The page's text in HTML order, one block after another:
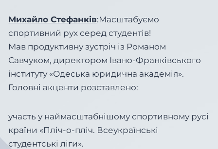
Михайло Стефанків:Масштабуємо
спортивний рух серед студентів!
Мав продуктивну зустріч із Романом
Савчуком, директором Івано-Франківського
інституту «Одеська юридична академія».
Головні акценти розставлено:
участь у наймасштабнішому спортивному русі
країни «Пліч-о-пліч. Всеукраїнські
студентські ліги».